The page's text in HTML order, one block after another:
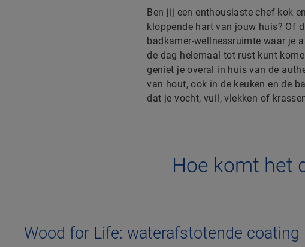
Ben jij een enthousiaste chef-kok
kloppende hart van jouw huis? Of
badkamer-wellnessruimte waar je
de dag helemaal tot rust kunt
geniet je overal in huis van de
van hout, ook in de keuken en de
dat je vocht, vuil, vlekken of
Hoe komt het
Wood for Life: waterafstotende coating